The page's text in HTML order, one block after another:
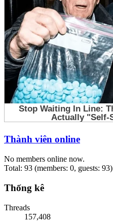
Thành viên online
No members online now.
Total: 93 (members: 0, guests: 93)
Thống kê
Threads
157,408